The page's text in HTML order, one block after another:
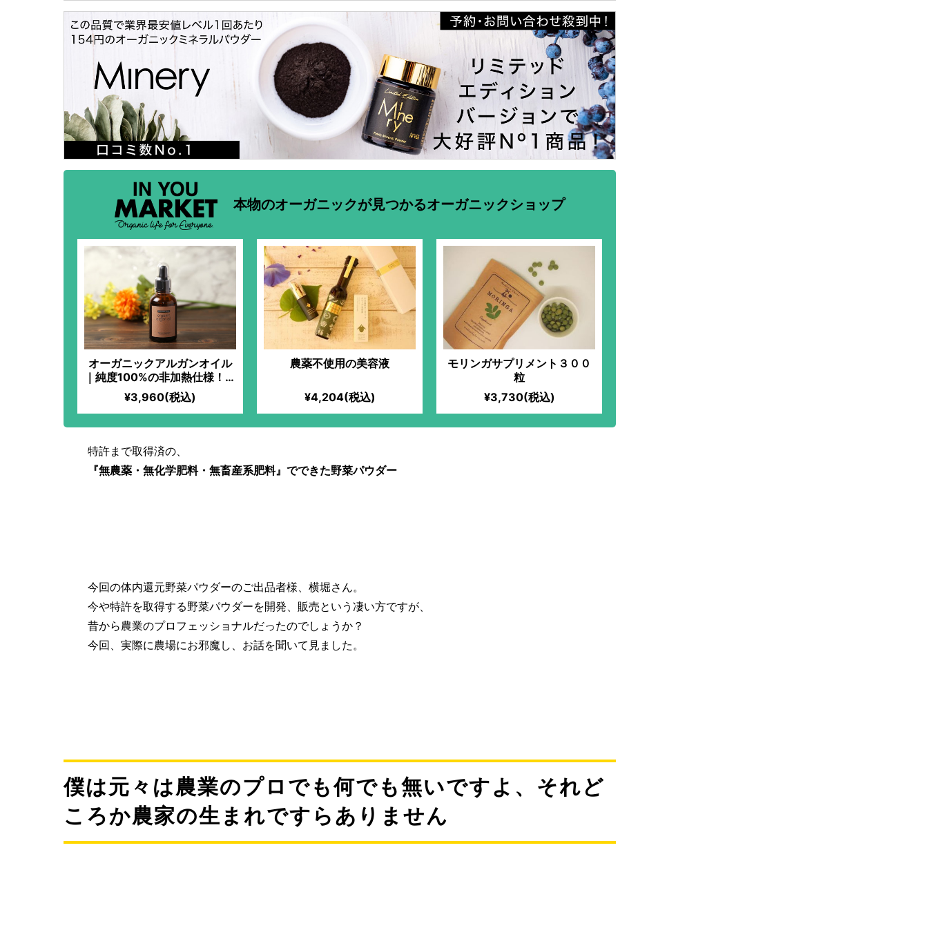
本物のオーガニックが見つかるオーガニックショップ
オーガニックアルガンオイル
｜純度100%の非加熱仕様！使
い方簡単。抗酸化作用の高い
ビタミンEたっぷり。種の選別
からこだわり抜いたトップク
ラス品質。
¥3,960(税込)
農薬不使用の美容液
¥4,204(税込)
モリンガサプリメント３００
粒
¥3,730(税込)
特許まで取得済の、
『無農薬・無化学肥料・無畜産系肥料』でできた野菜パウダー
今回の体内還元野菜パウダーのご出品者様、横堀さん。
今や特許を取得する野菜パウダーを開発、販売という凄い方ですが、
昔から農業のプロフェッショナルだったのでしょうか？
今回、実際に農場にお邪魔し、お話を聞いて見ました。
僕は元々は農業のプロでも何でも無いですよ、それど
ころか農家の生まれですらありません